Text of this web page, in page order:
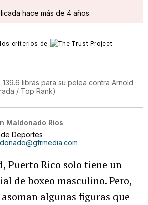
hace más de 4 años.
criterios de
libras para su pelea contra Arnold
/ Top Rank)
Maldonado Ríos
Deportes
Puerto Rico solo tiene un
de boxeo masculino. Pero,
algunas figuras que